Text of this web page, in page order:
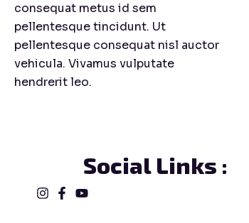
consequat metus id sem
pellentesque tincidunt. Ut
pellentesque consequat nisl auctor
vehicula. Vivamus vulputate
hendrerit leo.
Social Links :